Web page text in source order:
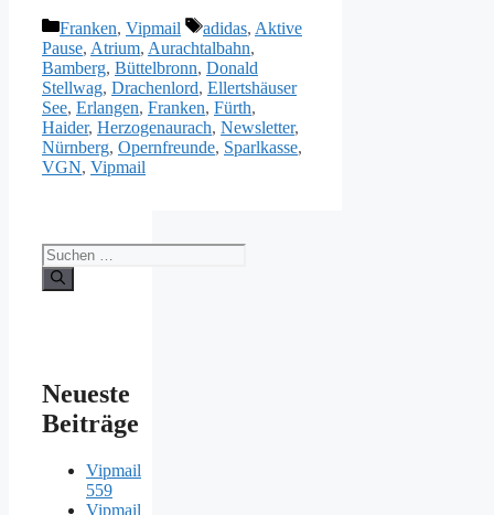
Kategorien
Franken, Vipmail Schlagwörter
adidas, Aktive
Pause, Atrium, Aurachtalbahn,
Bamberg, Büttelbronn, Donald
Stellwag, Drachenlord, Ellertshäuser
See, Erlangen, Franken, Fürth,
Haider, Herzogenaurach, Newsletter,
Nürnberg, Opernfreunde, Sparlkasse,
VGN, Vipmail
Suche
nach:
Neueste
Beiträge
Vipmail
559
Vipmail